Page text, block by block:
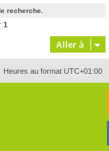
c
h
e
recherche.
1
Aller à
Heures au format UTC+01:00